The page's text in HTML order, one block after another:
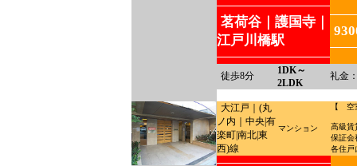
茗荷谷｜護国寺｜
江戸川橋駅
徒歩8分
1DK～
2LDK
礼金
大江戸｜(丸
ノ内｜中央|有
楽町|南北|東
西)線
マンション
【 空
高級
保証
各住戸